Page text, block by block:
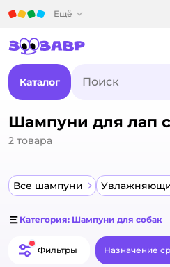
Ещё
Каталог
Шампуни для лап
2 товара
Все шампуни
Категория: Шампуни для собак
Фильтры Назначение